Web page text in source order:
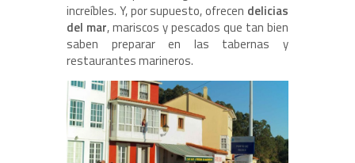
increíbles. Y, por supuesto, ofrecen delicias
del mar, mariscos y pescados que tan bien
saben preparar en las tabernas y
restaurantes marineros.